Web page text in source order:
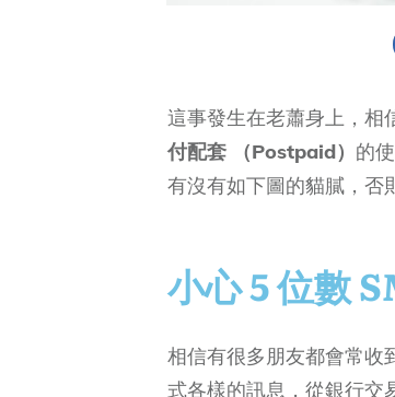
這事發生在老蕭身上，相
付配套 （Postpaid） 的
有沒有如下圖的貓膩，否
小心 5 位數
相信有很多朋友都會常收
式各樣的訊息，從銀行交